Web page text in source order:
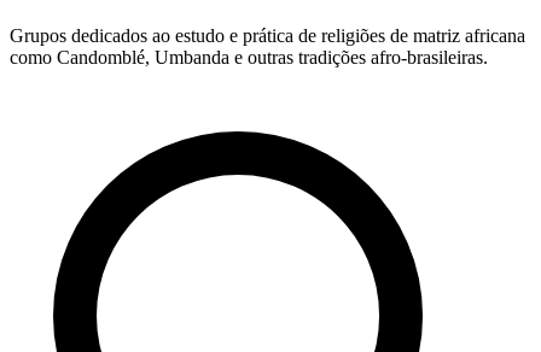
Grupos dedicados ao estudo e prática de religiões de matriz africana
como Candomblé, Umbanda e outras tradições afro-brasileiras.